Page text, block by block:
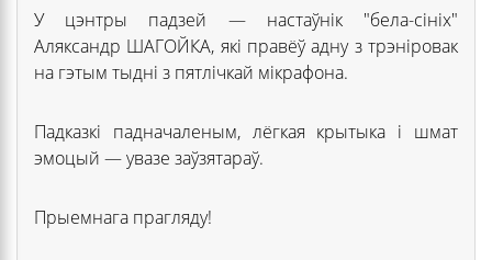
У цэнтры падзей — настаўнік "бела-сініх"
Аляксандр ШАГОЙКА, які правёў адну з трэніровак
на гэтым тыдні з пятлічкай мікрафона.
Падказкі падначаленым, лёгкая крытыка і шмат
эмоцый — увазе заўзятараў.
Прыемнага прагляду!